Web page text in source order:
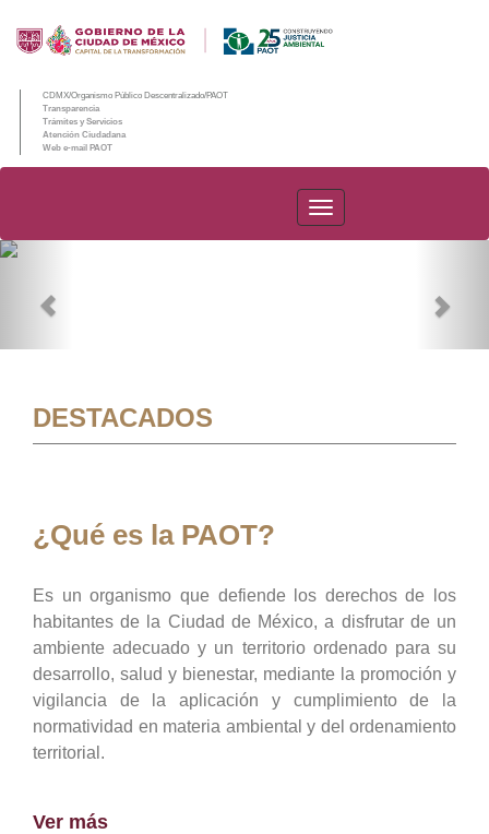
CDMX/Organismo Público Descentralizado/PAOT
Transparencia
Trámites y Servicios
Atención Ciudadana
Web e-mail PAOT
PAOT
DESTACADOS
¿Qué es la PAOT?
Es un organismo que defiende los derechos de los
habitantes de la Ciudad de México, a disfrutar de un
ambiente adecuado y un territorio ordenado para su
desarrollo, salud y bienestar, mediante la promoción y
vigilancia de la aplicación y cumplimiento de la
normatividad en materia ambiental y del ordenamiento
territorial.
Ver más